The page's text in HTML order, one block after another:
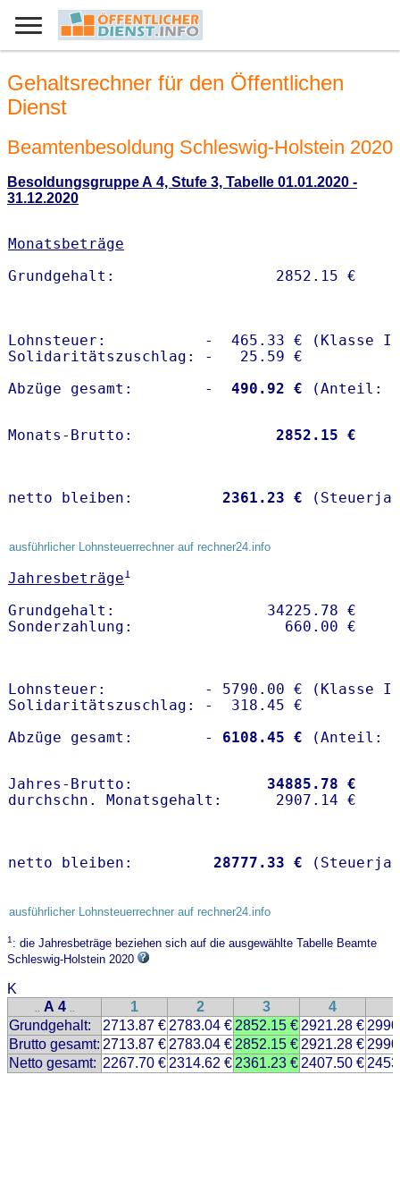
Gehaltsrechner für den Öffentlichen
Dienst
Beamtenbesoldung Schleswig-Holstein 2020
Besoldungsgruppe A 4, Stufe 3, Tabelle 01.01.2020 -
31.12.2020
Monatsbeträge
Lohnsteuer:           -  465.33 € (Klasse I)
Solidaritätszuschlag: -   25.59 €
Abzüge gesamt:        -
  490.92 €
Monats-Brutto: 2852.15 €
netto bleiben: 2361.23 €
ausführlicher Lohnsteuerrechner auf rechner24.info
Jahresbeträge1
Grundgehalt:                 34225.78 €
Lohnsteuer:           - 5790.00 € (Klasse I)
Solidaritätszuschlag: -  318.45 €
Abzüge gesamt:        -
6108.45 €
Jahres-Brutto: 34885.78 €
netto bleiben: 28777.33 €
ausführlicher Lohnsteuerrechner auf rechner24.info
1: die Jahresbeträge beziehen sich auf die ausgewählte Tabelle Beamte
Schleswig-Holstein 2020
K
.. A 4 .. 1 2 3 4
Grundgehalt:
2713.87 € 2783.04 € 2852.15 € 2921.28 €
Brutto gesamt: 2713.87 € 2783.04 € 2852.15 € 2921.28 €
Netto gesamt: 2267.70 € 2314.62 € 2361.23 € 2407.50 €